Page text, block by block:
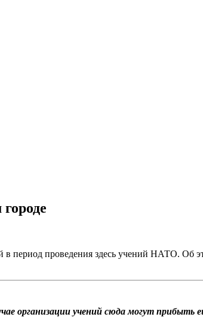
в период проведения здесь учений НАТО. Об
организации учений сюда могут прибыть